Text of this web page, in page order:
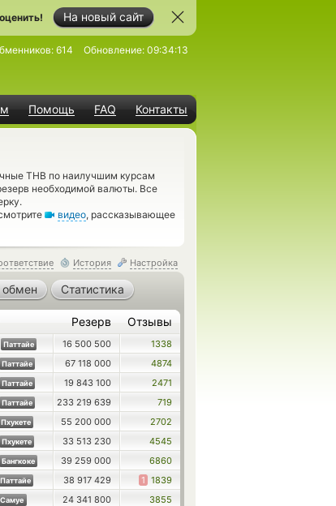
На новый сайт
Помощь FAQ Контакты
614 Обновление: 09:34:13
THB по наилучшим курсам
необходимой валюты. Все
видео, рассказывающее
История Настройка
обмен Статистика
Резерв Отзывы
Паттайе 16 500 500
1338
Паттайе 67 118 000
4874
Паттайе 19 843 100
2471
Паттайе 233 219 639
719
Пхукете 55 200 000
2702
Пхукете 33 513 230
4545
Бангкоке 39 259 000
6860
Паттайе 38 917 429 1 1839
Самуе 24 341 800
3855